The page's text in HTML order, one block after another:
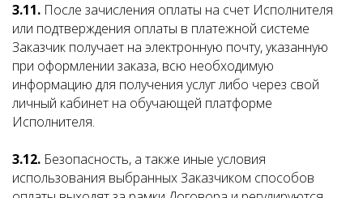
3.11. После зачисления оплаты на счет Исполнителя
или подтверждения оплаты в платежной системе
Заказчик получает на электронную почту, указанную
при оформлении заказа, всю необходимую
информацию для получения услуг либо через свой
личный кабинет на обучающей платформе
Исполнителя.
3.12. Безопасность, а также иные условия
использования выбранных Заказчиком способов